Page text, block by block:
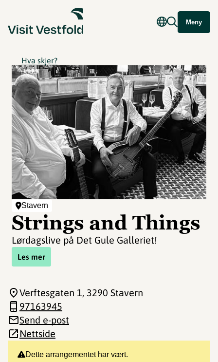
Meny
Hva skjer?
Stavern
Strings and Things
Lørdagslive på Det Gule Galleriet!
Les mer
Dette arrangementet har vært.
Verftesgaten 1, 3290 Stavern
97163945
Send e-post
Nettside